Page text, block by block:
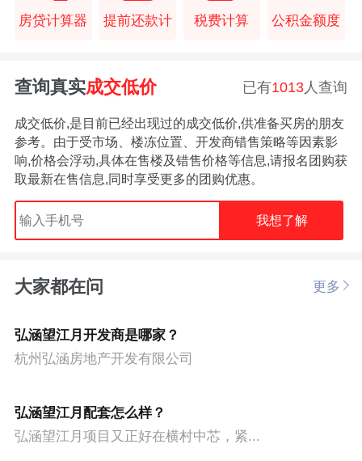
房贷计算器 提前还款计 税费计算 公积金额度
查询真实成交低价 已有1013人查询
成交低价,是目前已经出现过的成交低价,供准备买房的朋友
参考。由于受市场、楼冻位置、开发商错售策略等因素影
响,价格会浮动,具体在售楼及错售价格等信息,请报名团购获
取最新在售信息,同时享受更多的团购优惠。
我想了解
大家都在问 更多
弘涵望江月开发商是哪家？
杭州弘涵房地产开发有限公司
弘涵望江月配套怎么样？
弘涵望江月项目又正好在横村中芯，紧...